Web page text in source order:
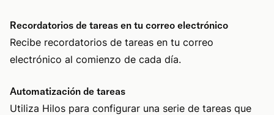
Recordatorios de tareas en tu correo electrónico
Recibe recordatorios de tareas en tu correo
electrónico al comienzo de cada día.
Automatización de tareas
Utiliza Hilos para configurar una serie de tareas que